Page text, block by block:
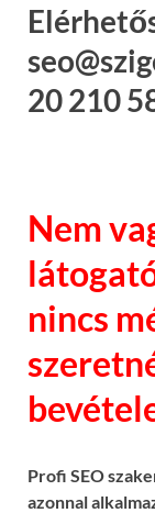
20 210
Nem
nincs
Profi SEO
azonnal